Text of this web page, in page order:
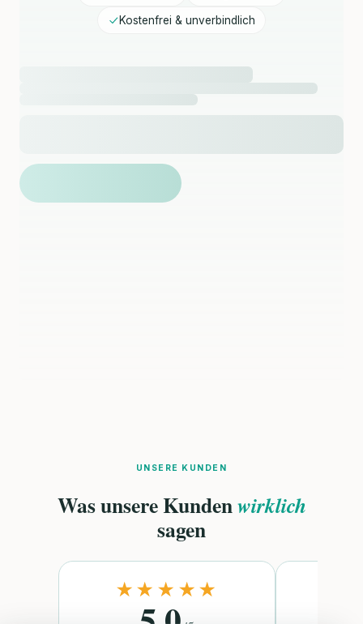
Kostenfrei & unverbindlich
UNSERE KUNDEN
Was unsere Kundenwirklich
sagen
★★★★★